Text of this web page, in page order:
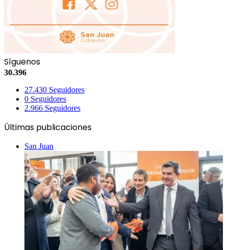
Síguenos
30.396
27.430 Seguidores
0 Seguidores
2.966 Seguidores
Últimas publicaciones
San Juan